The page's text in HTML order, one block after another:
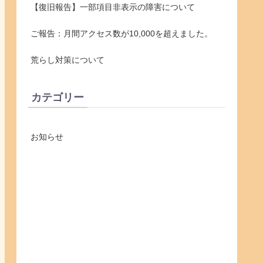
【復旧報告】一部項目非表示の障害について
ご報告：月間アクセス数が10,000を超えました。
荒らし対策について
カテゴリー
お知らせ